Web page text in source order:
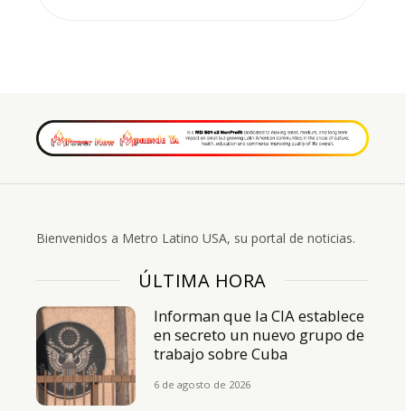
Bienvenidos a Metro Latino USA, su portal de noticias.
ÚLTIMA HORA
Informan que la CIA establece
en secreto un nuevo grupo de
trabajo sobre Cuba
6 de agosto de 2026